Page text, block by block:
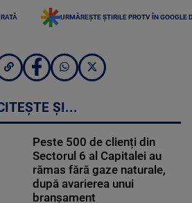
URMĂREȘTE ȘTIRILE PROTV ÎN GOOGLE
ȘI...
Peste 500 de clienți din
Sectorul 6 al Capitalei au
rămas fără gaze naturale,
după avarierea unui
branșament